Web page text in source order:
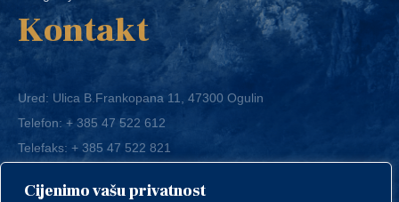
Cijenimo vašu privatnost
Kontakt
Ured: Ulica B.Frankopana 11, 47300 Ogulin
Telefon:+ 385 47 522 612
Telefaks:+ 385 47 522 821
E-mail:grad-ogulin@ogulin.hr